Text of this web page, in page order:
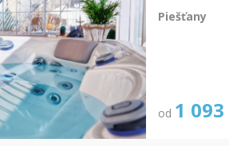
Piešťany
od 1 093